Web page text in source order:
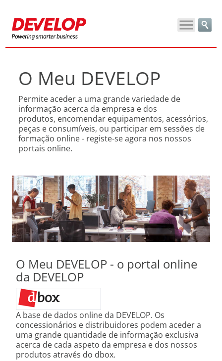
O Meu DEVELOP
Permite aceder a uma grande variedade de
informação acerca da empresa e dos
produtos, encomendar equipamentos, acessórios,
peças e consumíveis, ou participar em sessões de
formação online - registe-se agora nos nossos
portais online.
O Meu DEVELOP - o portal online
da DEVELOP
A base de dados online da DEVELOP. Os
concessionários e distribuidores podem aceder a
uma grande quantidade de informação exclusiva
acerca de cada aspeto da empresa e dos nossos
produtos através do dbox.